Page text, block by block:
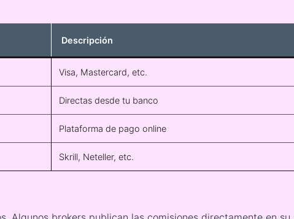
Descripción
Visa, Mastercard, etc.
Directas desde tu banco
Plataforma de pago online
Skrill, Neteller, etc.